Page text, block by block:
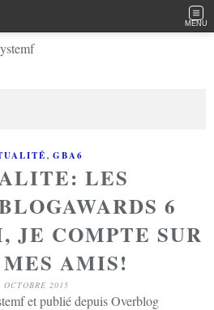
MENU
, GBA6
LES
6
JE COMPTE SUR
MES AMIS!
OCTOBRE 2015
et publié depuis Overblog